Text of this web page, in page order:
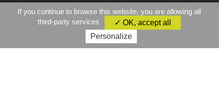
If you continue to browse this website, you are allowing all
third-party services
✓ OK, accept all
Personalize